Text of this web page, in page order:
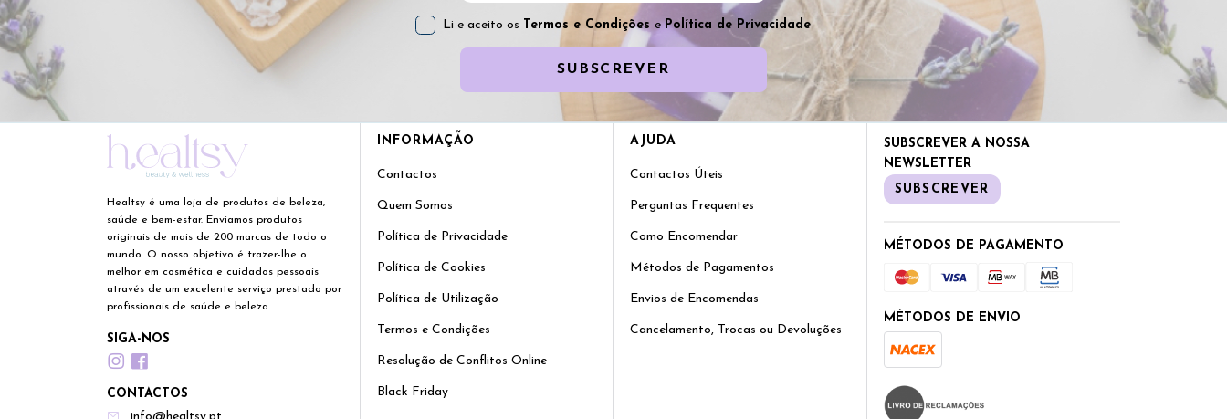
Li e aceito os Termos e CondiçõesePolítica de Privacidade
SUBSCREVER
Healtsy é uma loja de produtos de beleza,
saúde e bem-estar. Enviamos produtos
originais de mais de 200 marcas de todo o
mundo. O nosso objetivo é trazer-lhe o
melhor em cosmética e cuidados pessoais
através de um excelente serviço prestado por
profissionais de saúde e beleza.
SIGA-NOS
CONTACTOS
INFORMAÇÃO
Contactos
Quem Somos
Política de Privacidade
Política de Cookies
Política de Utilização
Termos e Condições
Resolução de Conflitos Online
Black Friday
AJUDA
Contactos Úteis
Perguntas Frequentes
Como Encomendar
Métodos de Pagamentos
Envios de Encomendas
Cancelamento, Trocas ou Devoluções
SUBSCREVER A NOSSA
NEWSLETTER
SUBSCREVER
MÉTODOS DE PAGAMENTO
MÉTODOS DE ENVIO